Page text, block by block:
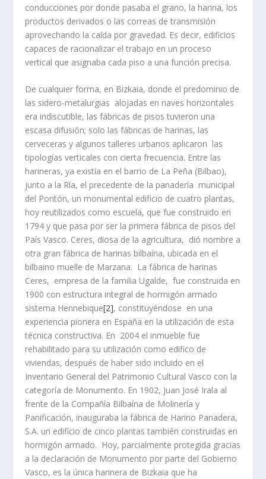
conducciones por donde pasaba el grano, la harina, los
productos derivados o las correas de transmisión
aprovechando la caí­da por gravedad. Es decir, edificios
capaces de racionalizar el trabajo en un proceso
vertical que asignaba cada piso a una función precisa.
De cualquier forma, en Bizkaia, donde el predominio de
las sidero-metalurgias alojadas en naves horizontales
era indiscutible, las fábricas de pisos tuvieron una
escasa difusión; solo las fábricas de harinas, las
cerveceras y algunos talleres urbanos aplicaron las
tipologí­as verticales con cierta frecuencia. Entre las
harineras, ya existí­a en el barrio de La Peña (Bilbao),
junto a la Rí­a, el precedente de la panaderí­a municipal
del Pontón, un monumental edificio de cuatro plantas,
hoy reutilizados como escuela, que fue construido en
1794 y que pasa por ser la primera fábrica de pisos del
Paí­s Vasco. Ceres, diosa de la agricultura, dió nombre a
otra gran fábrica de harinas bilbaí­na, ubicada en el
bilbaino muelle de Marzana. La fábrica de harinas
Ceres, empresa de la familia Ugalde, fue construida en
1900 con estructura integral de hormigón armado
sistema Hennebique[2], constituyéndose en una
experiencia pionera en España en la utilización de esta
técnica constructiva. En 2004 el inmueble fue
rehabilitado para su utilización como edifico de
viviendas, después de haber sido incluido en el
Inventario General del Patrimonio Cultural Vasco con la
categorí­a de Monumento. En 1902, Juan José Irala al
frente de la Compañí­a Bilbaí­na de Molinerí­a y
Panificación, inauguraba la fábrica de Harino Panadera,
S.A. un edificio de cinco plantas también construidas en
hormigón armado. Hoy, parcialmente protegida gracias
a la declaración de Monumento por parte del Gobierno
Vasco, es la única harinera de Bizkaia que ha